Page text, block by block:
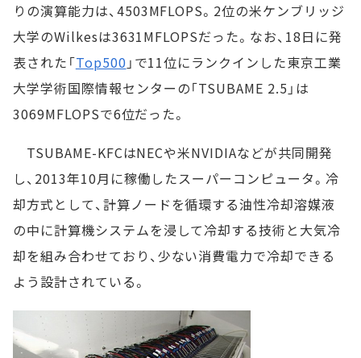
りの演算能力は、4503MFLOPS。2位の米ケンブリッジ
大学のWilkesは3631MFLOPSだった。なお、18日に発
表された「Top500 」で11位にランクインした東京工業
大学学術国際情報センターの「TSUBAME 2.5」は
3069MFLOPSで6位だった。
TSUBAME-KFCはNECや米NVIDIAなどが共同開発
し、2013年10月に稼働したスーパーコンピュータ。冷
却方式として、計算ノードを循環する油性冷却溶媒液
の中に計算機システムを浸して冷却する技術と大気冷
却を組み合わせており、少ない消費電力で冷却できる
よう設計されている。